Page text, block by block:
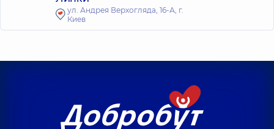
ул. Андрея Верхогляда, 16-А, г.
Киев